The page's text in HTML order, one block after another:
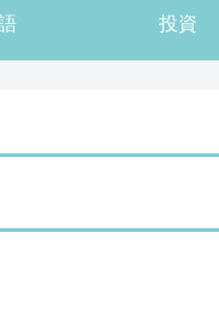
投資